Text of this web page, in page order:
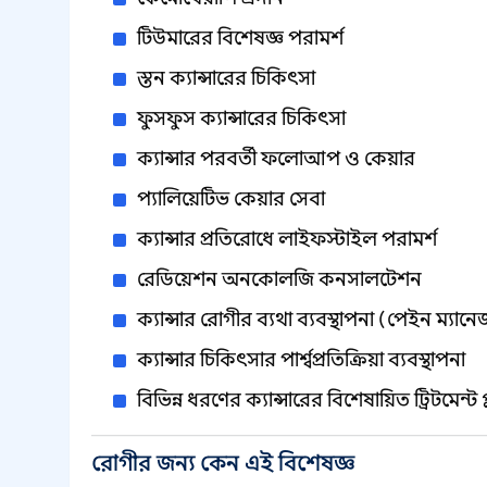
টিউমারের বিশেষজ্ঞ পরামর্শ
স্তন ক্যান্সারের চিকিৎসা
ফুসফুস ক্যান্সারের চিকিৎসা
ক্যান্সার পরবর্তী ফলোআপ ও কেয়ার
প্যালিয়েটিভ কেয়ার সেবা
ক্যান্সার প্রতিরোধে লাইফস্টাইল পরামর্শ
রেডিয়েশন অনকোলজি কনসালটেশন
ক্যান্সার রোগীর ব্যথা ব্যবস্থাপনা (পেইন
ক্যান্সার চিকিৎসার পার্শ্বপ্রতিক্রিয়া ব্যবস্থাপনা
বিভিন্ন ধরণের ক্যান্সারের বিশেষায়িত ট্রিটমেন্ট
রোগীর জন্য কেন এই বিশেষজ্ঞ